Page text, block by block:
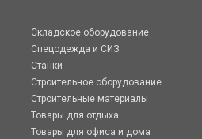
Складское оборудование
Спецодежда и СИЗ
Станки
Строительное оборудование
Строительные материалы
Товары для отдыха
Товары для офиса и дома